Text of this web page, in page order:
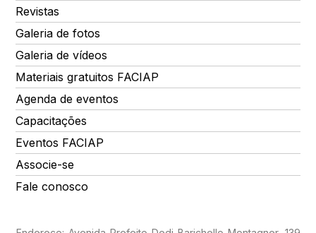
Revistas
Galeria de fotos
Galeria de vídeos
Materiais gratuitos FACIAP
Agenda de eventos
Capacitações
Eventos FACIAP
Associe-se
Fale conosco